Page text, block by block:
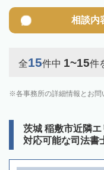
相談内
全15件中 1~15件
各事務所の詳細情報とお
茨城 稲敷市近隣
対応可能な司法書